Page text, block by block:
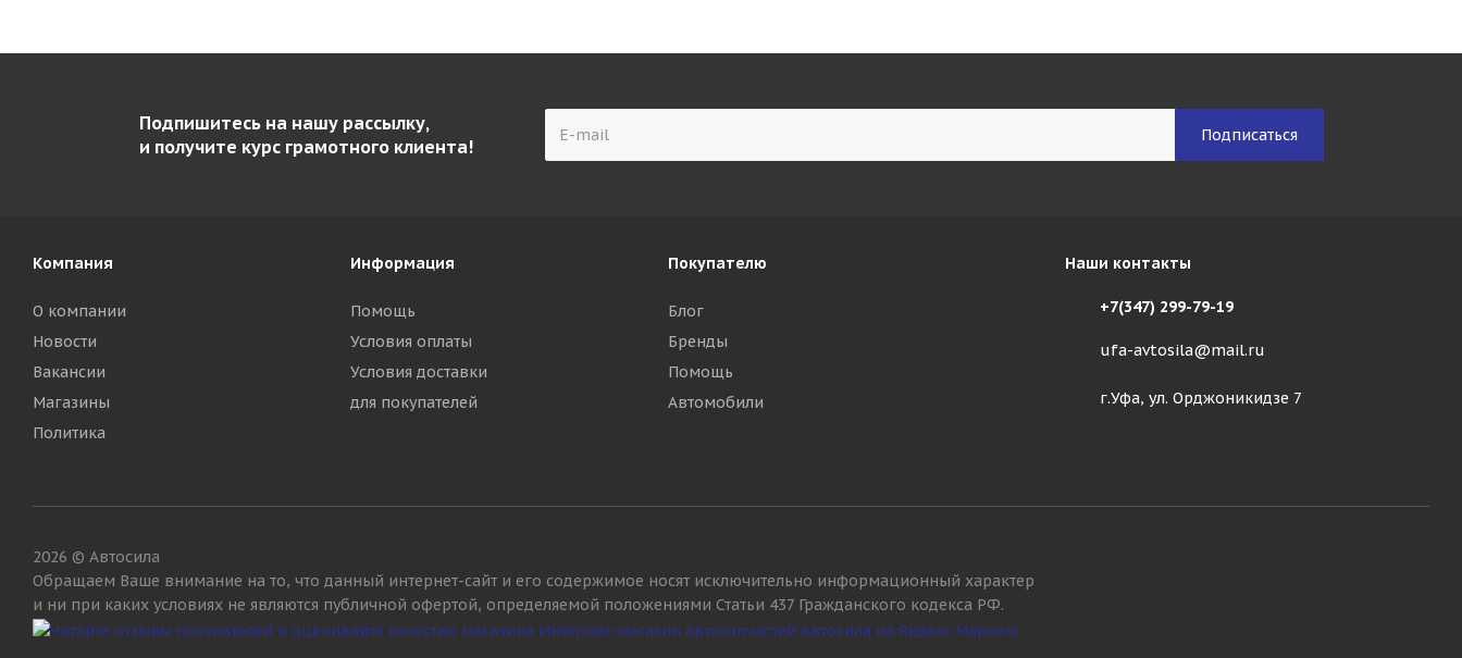
Подпишитесь на нашу рассылку,
и получите курс грамотного клиента!
Компания
О компании
Новости
Вакансии
Магазины
Политика
Информация
Помощь
Условия оплаты
Условия доставки
для покупателей
Покупателю
Блог
Бренды
Помощь
Автомобили
Наши контакты
+7(347) 299-79-19
ufa-avtosila@mail.ru
г.Уфа, ул. Орджоникидзе 7
2026 © Автосила
Обращаем Ваше внимание на то, что данный интернет-сайт и его содержимое носят исключительно информационный характер
и ни при каких условиях не являются публичной офертой, определяемой положениями Статьи 437 Гражданского кодекса РФ.